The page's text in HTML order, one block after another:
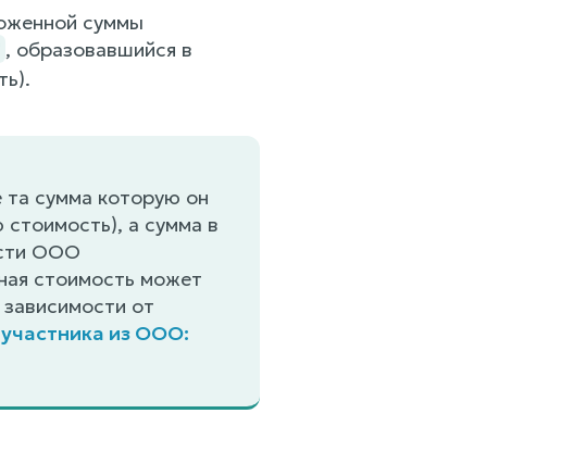
суммы
, образовавшийся в
сумма которую он
стоимость), а сумма в
ООО
стоимость может
от
из ООО: